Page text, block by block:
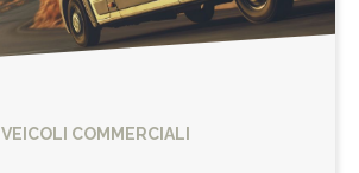
VEICOLI COMMERCIALI